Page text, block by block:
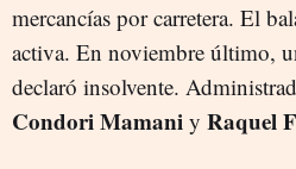
mercancías por carretera. El
activa. En noviembre último,
declaró insolvente.
Condori Mamani y Raquel